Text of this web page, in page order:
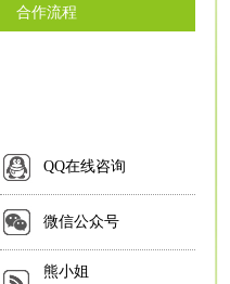
合作流程
QQ在线咨询
微信公众号
熊小姐